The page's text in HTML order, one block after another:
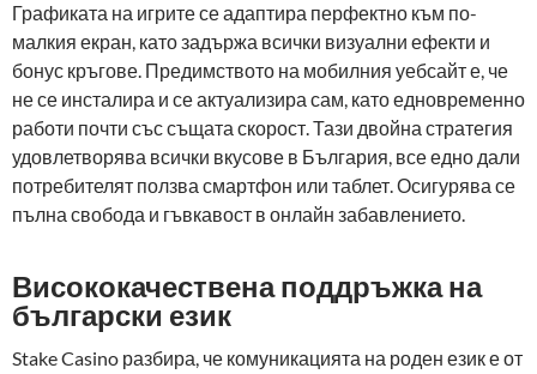
Графиката на игрите се адаптира перфектно към по-
малкия екран, като задържа всички визуални ефекти и
бонус кръгове. Предимството на мобилния уебсайт е, че
не се инсталира и се актуализира сам, като едновременно
работи почти със същата скорост. Тази двойна стратегия
удовлетворява всички вкусове в България, все едно дали
потребителят ползва смартфон или таблет. Осигурява се
пълна свобода и гъвкавост в онлайн забавлението.
Висококачествена поддръжка на
български език
Stake Casino разбира, че комуникацията на роден език е от